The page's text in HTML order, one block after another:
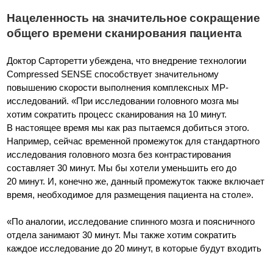
Нацеленность на значительное сокращение
общего времени сканирования пациента
Доктор Сарторетти убеждена, что внедрение технологии
Compressed SENSE способствует значительному
повышению скорости выполнения комплексных МР-
исследований. «При исследовании головного мозга мы
хотим сократить процесс сканирования на 10 минут.
В настоящее время мы как раз пытаемся добиться этого.
Например, сейчас временной промежуток для стандартного
исследования головного мозга без контрастирования
составляет 30 минут. Мы бы хотели уменьшить его до
20 минут. И, конечно же, данный промежуток также включает
время, необходимое для размещения пациента на столе».
«По аналогии, исследование спинного мозга и поясничного
отдела занимают 30 минут. Мы также хотим сократить
каждое исследование до 20 минут, в которые будут входить